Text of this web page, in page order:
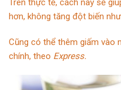
Trên thực tế, cách này sẽ
hơn, không tăng đột biến
Cũng có thể thêm giấm vào
chính, theo Express.